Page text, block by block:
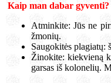
Kaip man dabar gyventi?
Atminkite: Jūs ne
žmonių.
Saugokitės plagiatų:
Žinokite: kiekvieną
garsas iš kolonelių.